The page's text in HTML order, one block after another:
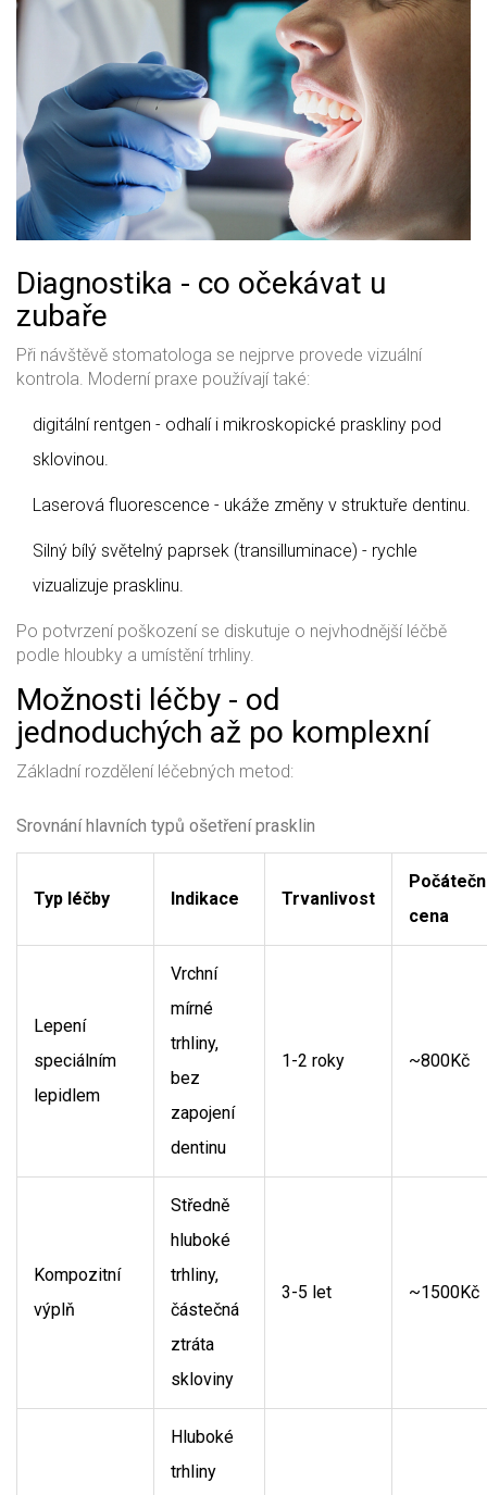
Diagnostika - co očekávat u
zubaře
Při návštěvě stomatologa se nejprve provede vizuální
kontrola. Moderní praxe používají také:
digitální rentgen - odhalí i mikroskopické praskliny pod
sklovinou.
Laserová fluorescence - ukáže změny v struktuře dentinu.
Silný bílý světelný paprsek (transilluminace) - rychle
vizualizuje prasklinu.
Po potvrzení poškození se diskutuje o nejvhodnější léčbě
podle hloubky a umístění trhliny.
Možnosti léčby - od
jednoduchých až po komplexní
Základní rozdělení léčebných metod:
Srovnání hlavních typů ošetření prasklin
Typ léčby Indikace Trvanlivost
cena
Lepení
speciálním
lepidlem
Vrchní
mírné
trhliny,
bez
zapojení
dentinu
1-2 roky ~800Kč
Kompozitní
výplň
Středně
hluboké
trhliny,
částečná
ztráta
skloviny
3-5 let ~1500Kč
Hluboké
trhliny